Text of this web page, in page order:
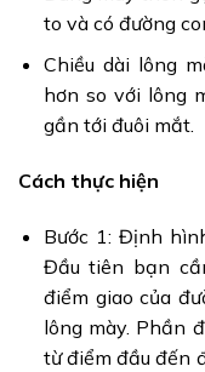
to và có đường
Chiều dài lông
hơn so với lông
gần tới đuôi mắt.
Cách thực hiện
Bước 1: Định
Đầu tiên bạn
điểm giao của
lông mày. Phần
từ điểm đầu đến